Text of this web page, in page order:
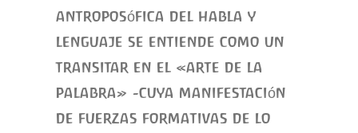
antroposófica del habla y
lenguaje se entiende como un
transitar en el «arte de la
palabra» -cuya manifestación
de fuerzas formativas de lo